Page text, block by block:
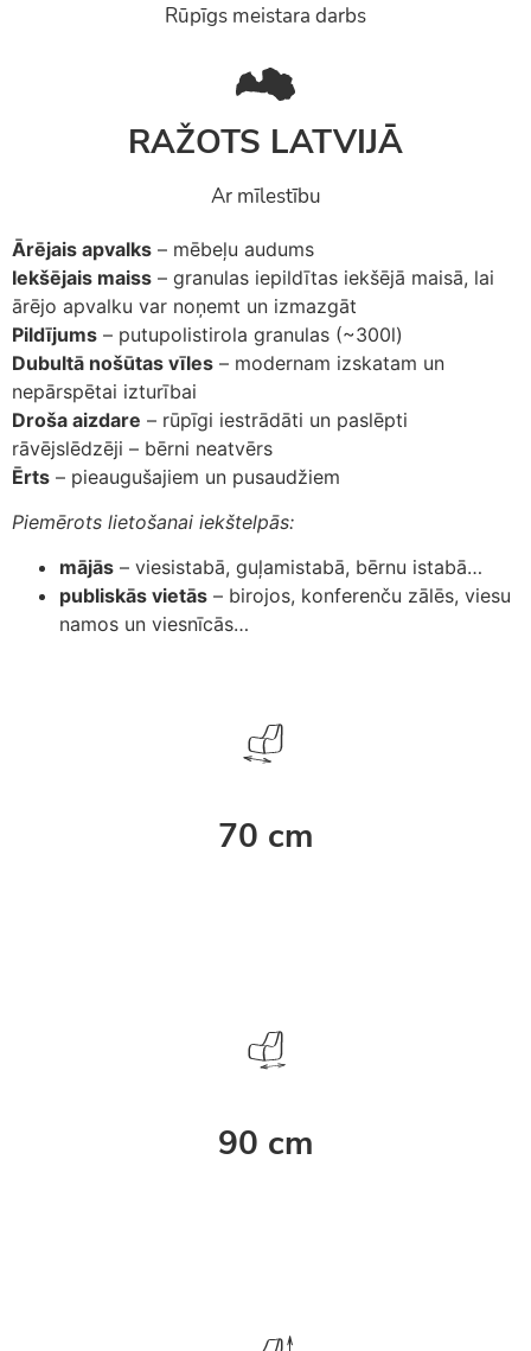
Rūpīgs meistara darbs
RAŽOTS LATVIJĀ
Ar mīlestību
Ārējais apvalks – mēbeļu audums
Iekšējais maiss – granulas iepildītas iekšējā maisā, lai
ārējo apvalku var noņemt un izmazgāt
Pildījums – putupolistirola granulas (~300l)
Dubultā nošūtas vīles – modernam izskatam un
nepārspētai izturībai
Droša aizdare – rūpīgi iestrādāti un paslēpti
rāvējslēdzēji – bērni neatvērs
Ērts – pieaugušajiem un pusaudžiem
Piemērots lietošanai iekštelpās:
mājās – viesistabā, guļamistabā, bērnu istabā…
publiskās vietās – birojos, konferenču zālēs, viesu
namos un viesnīcās…
70 cm
90 cm